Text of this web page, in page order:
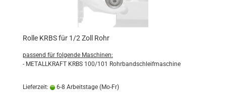
Rolle KRBS für 1/2 Zoll Rohr
passend für folgende Maschinen:
- METALLKRAFT KRBS 100/101 Rohrbandschleifmaschine
Lieferzeit: 6-8 Arbeitstage (Mo-Fr)